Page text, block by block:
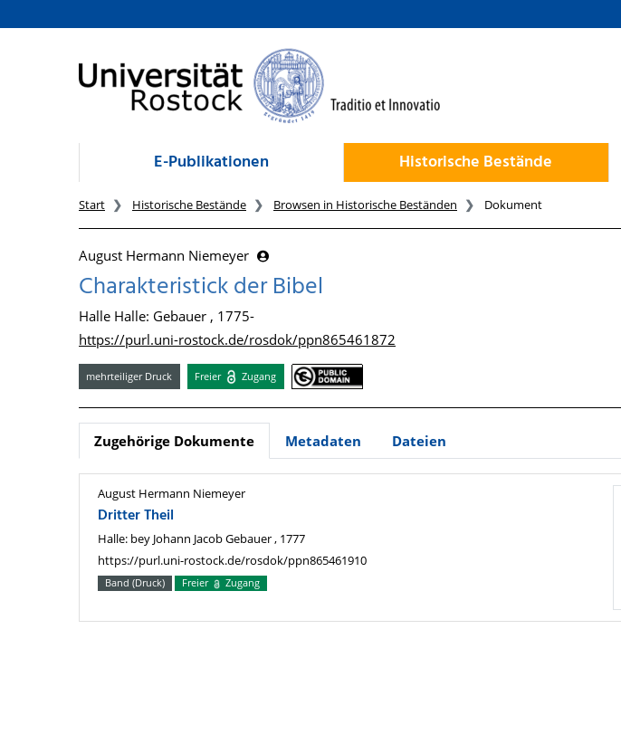
zum Inhalt
E-Publikationen Historische Bestände
Start Historische Bestände Browsen in Historische Beständen Dokument
August Hermann Niemeyer
Charakteristick der Bibel
Halle Halle: Gebauer , 1775-
https://purl.uni-rostock.de/rosdok/ppn865461872
mehrteiliger Druck Freier Zugang
Zugehörige Dokumente Metadaten Dateien
August Hermann Niemeyer
Dritter Theil
Halle: bey Johann Jacob Gebauer , 1777
https://purl.uni-rostock.de/rosdok/ppn865461910
Band (Druck) Freier Zugang